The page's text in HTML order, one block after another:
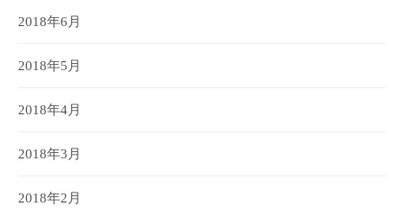
2018年6月
2018年5月
2018年4月
2018年3月
2018年2月